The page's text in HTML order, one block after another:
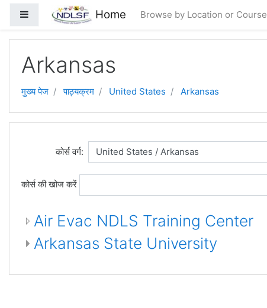
छोड़ कर मुख्य सामग्री पर जाएं
Side panel Home Browse by Location or Course
Arkansas
मुख्य पेज पाठ्यक्रम United States Arkansas
कोर्स वर्ग:
कोर्स की खोज करें
Air Evac NDLS Training Center
Arkansas State University